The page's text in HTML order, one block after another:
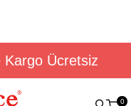
Kargo Ücretsiz
0